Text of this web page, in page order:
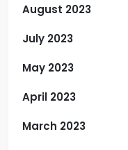
August 2023
July 2023
May 2023
April 2023
March 2023